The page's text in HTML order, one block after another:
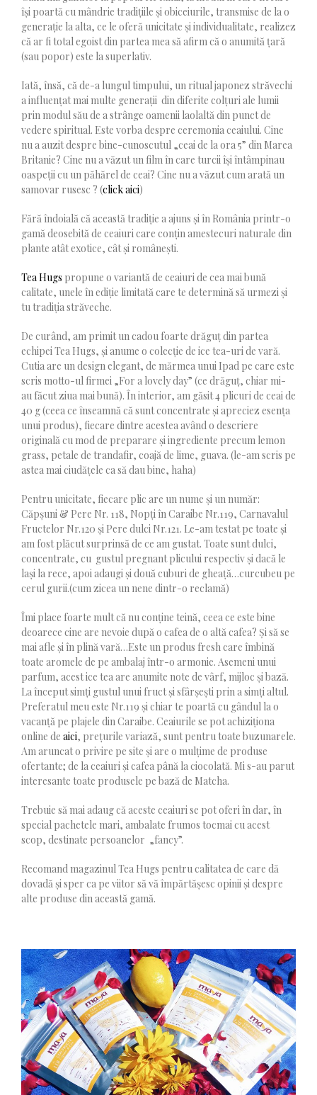
își poartă cu mândrie tradițiile și obiceiurile, transmise de la o
generație la alta, ce le oferă unicitate și individualitate, realizez
că ar fi total egoist din partea mea să afirm că o anumită țară
(sau popor) este la superlativ.
Iată, însă, că de-a lungul timpului, un ritual japonez străvechi
a influențat mai multe generații din diferite colțuri ale lumii
prin modul său de a strânge oamenii laolaltă din punct de
vedere spiritual. Este vorba despre ceremonia ceaiului. Cine
nu a auzit despre bine-cunoscutul „ceai de la ora 5” din Marea
Britanie? Cine nu a văzut un film în care turcii își întâmpinau
oaspeții cu un păhărel de ceai? Cine nu a văzut cum arată un
samovar rusesc ? (click aici)
Fără îndoială că această tradiție a ajuns și în România printr-o
gamă deosebită de ceaiuri care conțin amestecuri naturale din
plante atât exotice, cât și românești.
Tea Hugs propune o variantă de ceaiuri de cea mai bună
calitate, unele în ediție limitată care te determină să urmezi și
tu tradiția străveche.
De curând, am primit un cadou foarte drăguț din partea
echipei Tea Hugs, și anume o colecție de ice tea-uri de vară.
Cutia are un design elegant, de mărmea unui Ipad pe care este
scris motto-ul firmei „For a lovely day” (ce drăguț, chiar mi-
au făcut ziua mai bună). În interior, am găsit 4 plicuri de ceai de
40 g (ceea ce înseamnă că sunt concentrate și apreciez esența
unui produs), fiecare dintre acestea având o descriere
originală cu mod de preparare și ingrediente precum lemon
grass, petale de trandafir, coajă de lime, guava. (le-am scris pe
astea mai ciudățele ca să dau bine, haha)
Pentru unicitate, fiecare plic are un nume și un număr:
Căpșuni & Pere Nr. 118, Nopți în Caraibe Nr.119, Carnavalul
Fructelor Nr.120 și Pere dulci Nr.121. Le-am testat pe toate și
am fost plăcut surprinsă de ce am gustat. Toate sunt dulci,
concentrate, cu gustul pregnant plicului respectiv și dacă le
lași la rece, apoi adaugi și două cuburi de gheață…curcubeu pe
cerul gurii.(cum zicea un nene dintr-o reclamă)
Îmi place foarte mult că nu conține teină, ceea ce este bine
deoarece cine are nevoie după o cafea de o altă cafea? Și să se
mai afle și în plină vară…Este un produs fresh care îmbină
toate aromele de pe ambalaj într-o armonie. Asemeni unui
parfum, acest ice tea are anumite note de vârf, mijloc și bază.
La început simți gustul unui fruct și sfârșești prin a simți altul.
Preferatul meu este Nr.119 și chiar te poartă cu gândul la o
vacanță pe plajele din Caraibe. Ceaiurile se pot achiziționa
online de aici, prețurile variază, sunt pentru toate buzunarele.
Am aruncat o privire pe site și are o mulțime de produse
ofertante; de la ceaiuri și cafea până la ciocolată. Mi s-au parut
interesante toate produsele pe bază de Matcha.
Trebuie să mai adaug că aceste ceaiuri se pot oferi în dar, în
special pachetele mari, ambalate frumos tocmai cu acest
scop, destinate persoanelor „fancy”.
Recomand magazinul Tea Hugs pentru calitatea de care dă
dovadă și sper ca pe viitor să vă împărtășesc opinii și despre
alte produse din această gamă.